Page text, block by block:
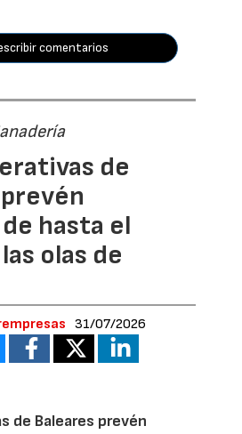
comentarios
de
hasta el
olas de
31/07/2026
de Baleares prevén